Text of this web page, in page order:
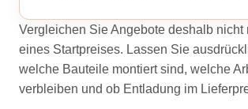
Vergleichen Sie Angebote deshalb nicht
eines Startpreises. Lassen Sie
welche Bauteile montiert sind, welche
verbleiben und ob Entladung im